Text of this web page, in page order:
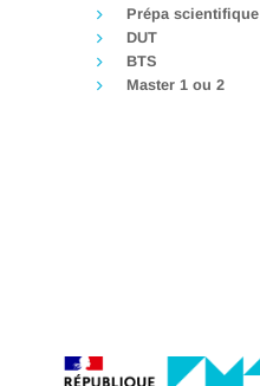
Prépa scientifique
DUT
BTS
Master 1 ou 2